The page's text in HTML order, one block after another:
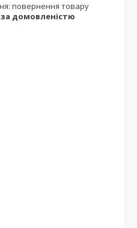
повернення товару
за домовленістю